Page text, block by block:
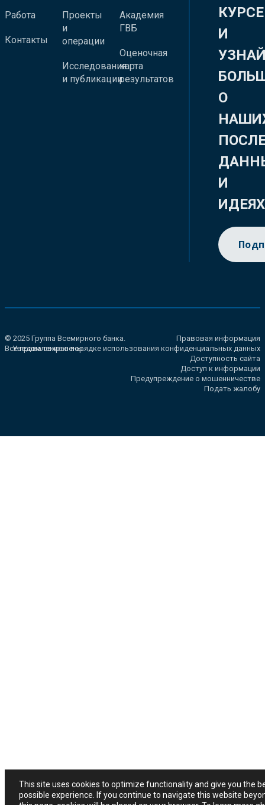
Работа
Контакты
Проекты
и
операции
Исследования
и публикации
Академия
ГВБ
Оценочная
карта
результатов
КУРСЕ
И
О
И
ИДЕЯХ
© 2025 Группа Всемирного банка.
Все права сохранены.
Правовая информация
Уведомление о порядке использования конфиденциальных данных
Доступность сайта
Доступ к информации
Предупреждение о мошенничестве
Подать жалобу
This site uses cookies to optimize functionality and give you the
possible experience. If you continue to navigate this website